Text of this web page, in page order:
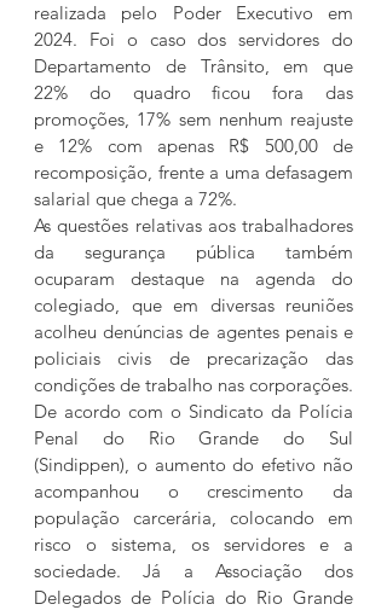
realizada pelo Poder Executivo em
2024. Foi o caso dos servidores do
Departamento de Trânsito, em que
22% do quadro ficou fora das
promoções, 17% sem nenhum reajuste
e 12% com apenas R$ 500,00 de
recomposição, frente a uma defasagem
salarial que chega a 72%.
As questões relativas aos trabalhadores
da segurança pública também
ocuparam destaque na agenda do
colegiado, que em diversas reuniões
acolheu denúncias de agentes penais e
policiais civis de precarização das
condições de trabalho nas corporações.
De acordo com o Sindicato da Polícia
Penal do Rio Grande do Sul
(Sindippen), o aumento do efetivo não
acompanhou o crescimento da
população carcerária, colocando em
risco o sistema, os servidores e a
sociedade. Já a Associação dos
Delegados de Polícia do Rio Grande